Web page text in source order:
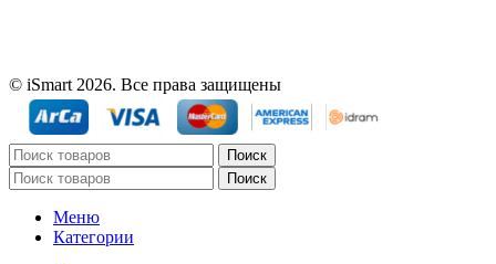
© iSmart 2026. Все права защищены
Поиск
Поиск
Меню
Категории